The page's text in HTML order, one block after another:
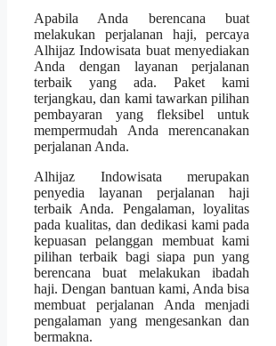
Apabila Anda berencana buat
melakukan perjalanan haji, percaya
Alhijaz Indowisata buat menyediakan
Anda dengan layanan perjalanan
terbaik yang ada. Paket kami
terjangkau, dan kami tawarkan pilihan
pembayaran yang fleksibel untuk
mempermudah Anda merencanakan
perjalanan Anda.
Alhijaz Indowisata merupakan
penyedia layanan perjalanan haji
terbaik Anda. Pengalaman, loyalitas
pada kualitas, dan dedikasi kami pada
kepuasan pelanggan membuat kami
pilihan terbaik bagi siapa pun yang
berencana buat melakukan ibadah
haji. Dengan bantuan kami, Anda bisa
membuat perjalanan Anda menjadi
pengalaman yang mengesankan dan
bermakna.